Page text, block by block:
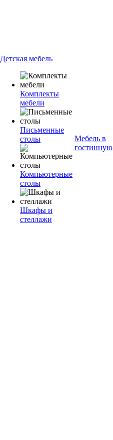
Детская мебель
Комплекты
мебели
Письменные
столы
Компьютерные
столы
Шкафы и
стеллажи
Мебель в
гостинную